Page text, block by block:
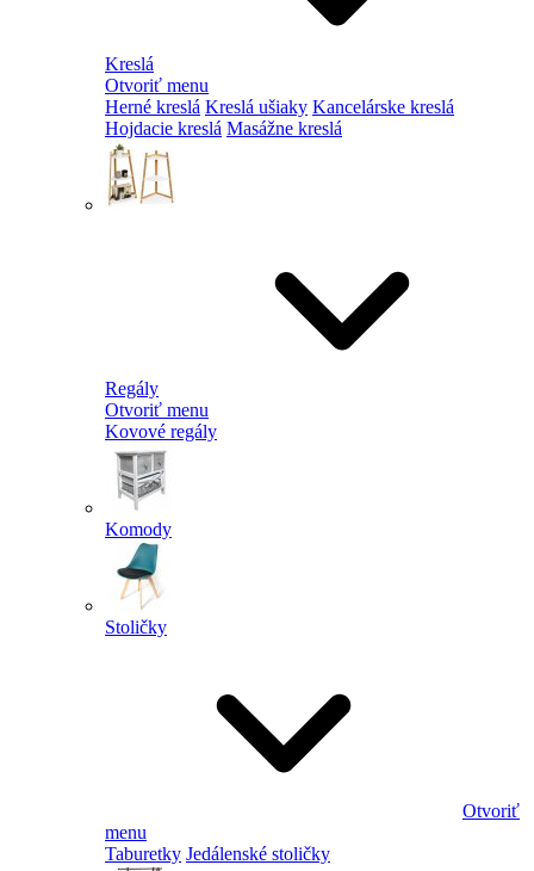
Kreslá
Otvoriť menu
Herné kreslá Kreslá ušiaky Kancelárske kreslá
Hojdacie kreslá Masážne kreslá
Regály
Otvoriť menu
Kovové regály
Komody
Stoličky
Otvoriť
menu
Taburetky Jedálenské stoličky